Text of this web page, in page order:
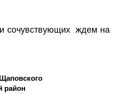
сочувствующих ждем на
район